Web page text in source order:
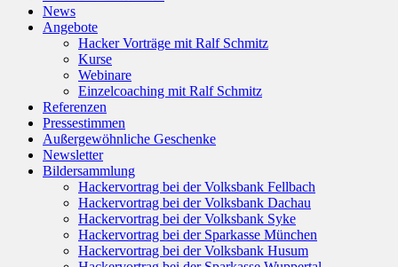
News
Angebote
Hacker Vorträge mit Ralf Schmitz
Kurse
Webinare
Einzelcoaching mit Ralf Schmitz
Referenzen
Pressestimmen
Außergewöhnliche Geschenke
Newsletter
Bildersammlung
Hackervortrag bei der Volksbank Fellbach
Hackervortrag bei der Volksbank Dachau
Hackervortrag bei der Volksbank Syke
Hackervortrag bei der Sparkasse München
Hackervortrag bei der Volksbank Husum